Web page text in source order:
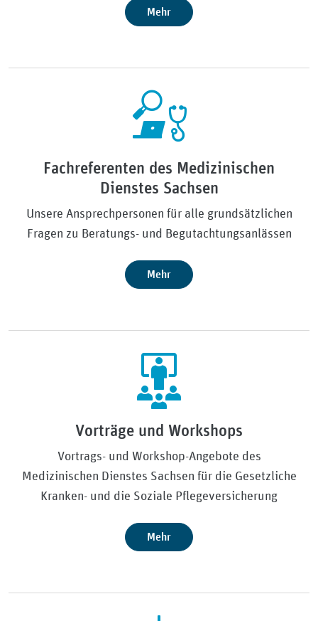
Mehr
Fachreferenten des Medizinischen
Dienstes Sachsen
Unsere Ansprechpersonen für alle grundsätzlichen
Fragen zu Beratungs- und Begutachtungsanlässen
Mehr
Vorträge und Workshops
Vortrags- und Workshop-Angebote des
Medizinischen Dienstes Sachsen für die Gesetzliche
Kranken- und die Soziale Pflegeversicherung
Mehr